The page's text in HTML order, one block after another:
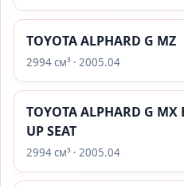
TOYOTA ALPHARD G MZ
2994 см³ · 2005.04
TOYOTA ALPHARD G MX
UP SEAT
2994 см³ · 2005.04